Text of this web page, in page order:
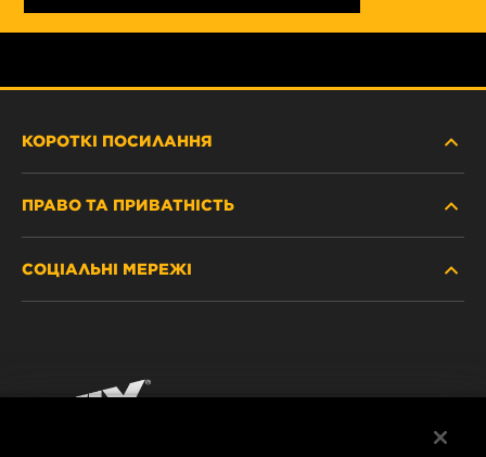
КОРОТКІ ПОСИЛАННЯ
ПРАВО ТА ПРИВАТНІСТЬ
РЕКВІЗИТИ
СОЦІАЛЬНІ МЕРЕЖІ